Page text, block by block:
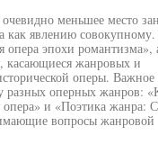
меньшее место
как явлению
эпохи романтизма»,
касающиеся жанровых и
оперы. Важное
оперных жанров:
и «Поэтика жанра:
вопросы жанровой